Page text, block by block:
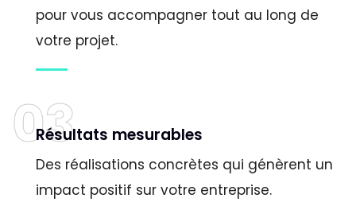
pour vous accompagner tout au long de
votre projet.
03
Résultats mesurables
Des réalisations concrètes qui génèrent un
impact positif sur votre entreprise.